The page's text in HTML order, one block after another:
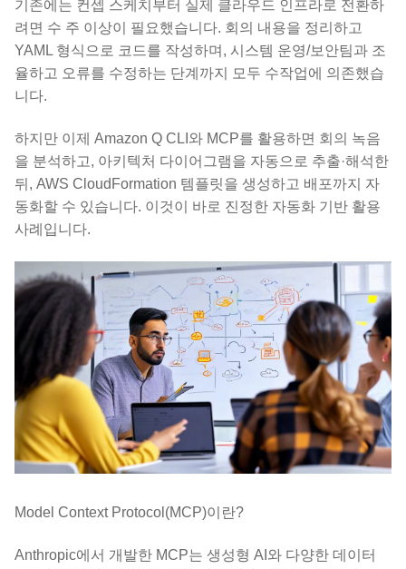
기존에는 컨셉 스케치부터 실제 클라우드 인프라로 전환하
려면 수 주 이상이 필요했습니다. 회의 내용을 정리하고
YAML 형식으로 코드를 작성하며, 시스템 운영/보안팀과 조
율하고 오류를 수정하는 단계까지 모두 수작업에 의존했습
니다.
하지만 이제 Amazon Q CLI와 MCP를 활용하면 회의 녹음
을 분석하고, 아키텍처 다이어그램을 자동으로 추출·해석한
뒤, AWS CloudFormation 템플릿을 생성하고 배포까지 자
동화할 수 있습니다. 이것이 바로 진정한 자동화 기반 활용
사례입니다.
Model Context Protocol(MCP)이란?
Anthropic에서 개발한 MCP는 생성형 AI와 다양한 데이터